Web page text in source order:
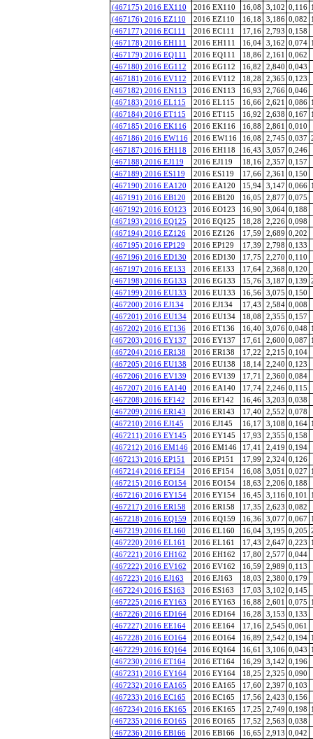
(467175) 2016 EX110
2016 EX110 16,08 3,102 0,116
(467176) 2016 EZ110
2016 EZ110 16,18 3,186 0,082
(467177) 2016 EC111
2016 EC111 17,16 2,793 0,158
(467178) 2016 EH111
2016 EH111 16,04 3,162 0,074
(467179) 2016 EQ111
2016 EQ111 18,86 2,161 0,062
(467180) 2016 EG112
2016 EG112 16,82 2,840 0,043
(467181) 2016 EV112
2016 EV112 18,28 2,365 0,123
(467182) 2016 EN113
2016 EN113 16,93 2,766 0,046
(467183) 2016 EL115
2016 EL115 16,66 2,621 0,086
(467184) 2016 ET115
2016 ET115 16,92 2,638 0,167
(467185) 2016 EK116
2016 EK116 16,88 2,861 0,010
(467186) 2016 EW116
2016 EW116 16,08 2,745 0,037
(467187) 2016 EH118
2016 EH118 16,43 3,057 0,246
(467188) 2016 EJ119
2016 EJ119 18,16 2,357 0,157
(467189) 2016 ES119
2016 ES119 17,66 2,361 0,150
(467190) 2016 EA120
2016 EA120 15,94 3,147 0,066
(467191) 2016 EB120
2016 EB120 16,05 2,877 0,075
(467192) 2016 EO123
2016 EO123 16,90 3,064 0,188
(467193) 2016 EQ125
2016 EQ125 18,28 2,226 0,098
(467194) 2016 EZ126
2016 EZ126 17,59 2,689 0,202
(467195) 2016 EP129
2016 EP129 17,39 2,798 0,133
(467196) 2016 ED130
2016 ED130 17,75 2,270 0,110
(467197) 2016 EE133
2016 EE133 17,64 2,368 0,120
(467198) 2016 EG133
2016 EG133 15,76 3,187 0,139
(467199) 2016 EU133
2016 EU133 16,56 3,075 0,150
(467200) 2016 EJ134
2016 EJ134 17,43 2,584 0,008
(467201) 2016 EU134
2016 EU134 18,08 2,355 0,157
(467202) 2016 ET136
2016 ET136 16,40 3,076 0,048
(467203) 2016 EY137
2016 EY137 17,61 2,600 0,087
(467204) 2016 ER138
2016 ER138 17,22 2,215 0,104
(467205) 2016 EU138
2016 EU138 18,14 2,240 0,123
(467206) 2016 EV139
2016 EV139 17,71 2,360 0,084
(467207) 2016 EA140
2016 EA140 17,74 2,246 0,115
(467208) 2016 EF142
2016 EF142 16,46 3,203 0,038
(467209) 2016 ER143
2016 ER143 17,40 2,552 0,078
(467210) 2016 EJ145
2016 EJ145 16,17 3,108 0,164
(467211) 2016 EY145
2016 EY145 17,93 2,355 0,158
(467212) 2016 EM146
2016 EM146 17,41 2,419 0,194
(467213) 2016 EP151
2016 EP151 17,99 2,324 0,126
(467214) 2016 EF154
2016 EF154 16,08 3,051 0,027
(467215) 2016 EO154
2016 EO154 18,63 2,206 0,188
(467216) 2016 EY154
2016 EY154 16,45 3,116 0,101
(467217) 2016 ER158
2016 ER158 17,35 2,623 0,082
(467218) 2016 EQ159
2016 EQ159 16,36 3,077 0,067
(467219) 2016 EL160
2016 EL160 16,04 3,195 0,205
(467220) 2016 EL161
2016 EL161 17,43 2,647 0,223
(467221) 2016 EH162
2016 EH162 17,80 2,577 0,044
(467222) 2016 EV162
2016 EV162 16,59 2,989 0,113
(467223) 2016 EJ163
2016 EJ163 18,03 2,380 0,179
(467224) 2016 ES163
2016 ES163 17,03 3,102 0,145
(467225) 2016 EY163
2016 EY163 16,88 2,601 0,075
(467226) 2016 ED164
2016 ED164 16,28 3,153 0,133
(467227) 2016 EE164
2016 EE164 17,16 2,545 0,061
(467228) 2016 EO164
2016 EO164 16,89 2,542 0,194
(467229) 2016 EQ164
2016 EQ164 16,61 3,106 0,043
(467230) 2016 ET164
2016 ET164 16,29 3,142 0,196
(467231) 2016 EY164
2016 EY164 18,25 2,325 0,090
(467232) 2016 EA165
2016 EA165 17,60 2,397 0,103
(467233) 2016 EC165
2016 EC165 17,56 2,423 0,156
(467234) 2016 EK165
2016 EK165 17,25 2,749 0,198
(467235) 2016 EO165
2016 EO165 17,52 2,563 0,038
(467236) 2016 EB166
2016 EB166 16,65 2,913 0,042